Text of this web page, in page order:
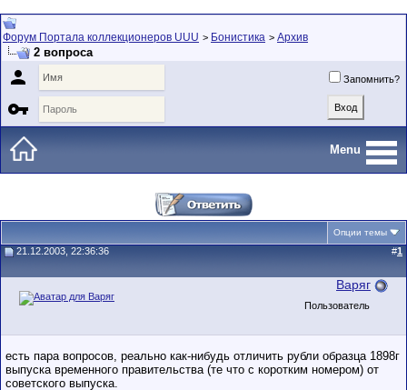
Форум Портала коллекционеров UUU > Бонистика > Архив
2 вопроса
 Запомнить?

Menu
Опции темы
21.12.2003, 22:36:36 #1
Варяг
Пользователь
есть пара вопросов, реально как-нибудь отличить рубли образца 1898г
выпуска временного правительства (те что с коротким номером) от
советского выпуска.